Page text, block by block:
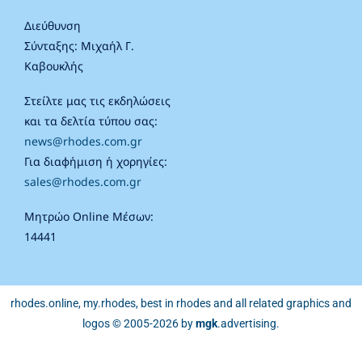
Διεύθυνση
Σύνταξης: Μιχαήλ Γ.
Καβουκλής
Στείλτε μας τις εκδηλώσεις
και τα δελτία τύπου σας:
news@rhodes.com.gr
Για διαφήμιση ή χορηγίες:
sales@rhodes.com.gr
Μητρώο Online Μέσων:
14441
rhodes.online, my.rhodes, best in rhodes and all related graphics and
logos © 2005-2026 bymgk.advertising.